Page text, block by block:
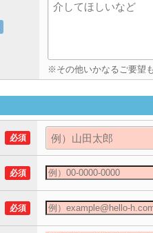
※その他いかなるご要望
必須
必須
必須